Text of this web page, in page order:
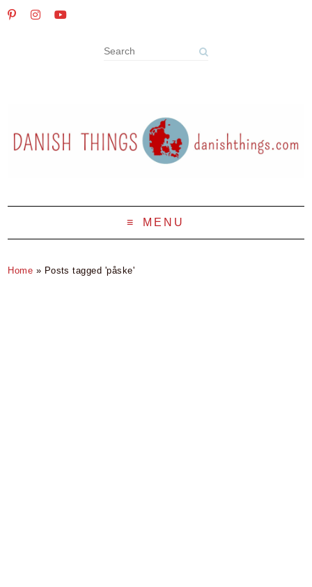
MENU
Home » Posts tagged 'påske'